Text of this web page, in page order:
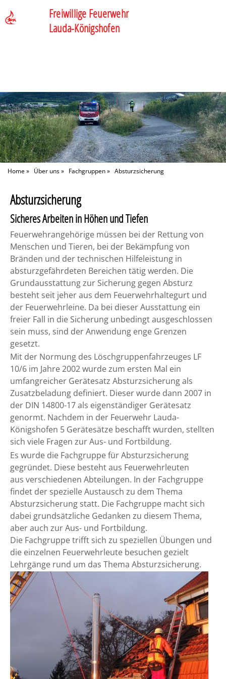
Freiwillige Feuerwehr
Lauda-Königshofen
Home» Über uns» Fachgruppen» Absturzsicherung
Absturzsicherung
Sicheres Arbeiten in Höhen und Tiefen
Feuerwehrangehörige müssen bei der Rettung von
Menschen und Tieren, bei der Bekämpfung von
Bränden und der technischen Hilfeleistung in
absturzgefährdeten Bereichen tätig werden. Die
Grundausstattung zur Sicherung gegen Absturz
besteht seit jeher aus dem Feuerwehrhaltegurt und
der Feuerwehrleine. Da bei dieser Ausstattung ein
freier Fall in die Sicherung unbedingt ausgeschlossen
sein muss, sind der Anwendung enge Grenzen
gesetzt.
Mit der Normung des Löschgruppenfahrzeuges LF
10/6 im Jahre 2002 wurde zum ersten Mal ein
umfangreicher Gerätesatz Absturzsicherung als
Zusatzbeladung definiert. Dieser wurde dann 2007 in
der DIN 14800-17 als eigenständiger Gerätesatz
genormt. Nachdem in der Feuerwehr Lauda-
Königshofen 5 Gerätesätze beschafft wurden, stellten
sich viele Fragen zur Aus- und Fortbildung.
Es wurde die Fachgruppe für Absturzsicherung
gegründet. Diese besteht aus Feuerwehrleuten
aus verschiedenen Abteilungen. In der Fachgruppe
findet der spezielle Austausch zu dem Thema
Absturzsicherung statt. Die Fachgruppe macht sich
dabei grundsätzliche Gedanken zu diesem Thema,
aber auch zur Aus- und Fortbildung.
Die Fachgruppe trifft sich zu speziellen Übungen und
die einzelnen Feuerwehrleute besuchen gezielt
Lehrgänge rund um das Thema Absturzsicherung.